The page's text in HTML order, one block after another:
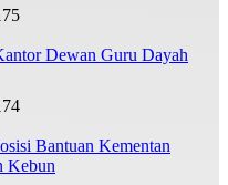
Dewan Guru Dayah
Bantuan Kementan
Kebun